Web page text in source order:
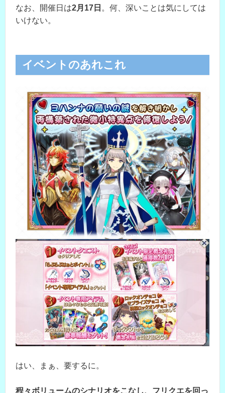
なお、開催日は2月17日 。何、深いことは気にしては
いけない。
イベントのあれこれ
はい、まぁ、要するに。
程々ボリュームのシナリオをこなし、フリクエを回っ